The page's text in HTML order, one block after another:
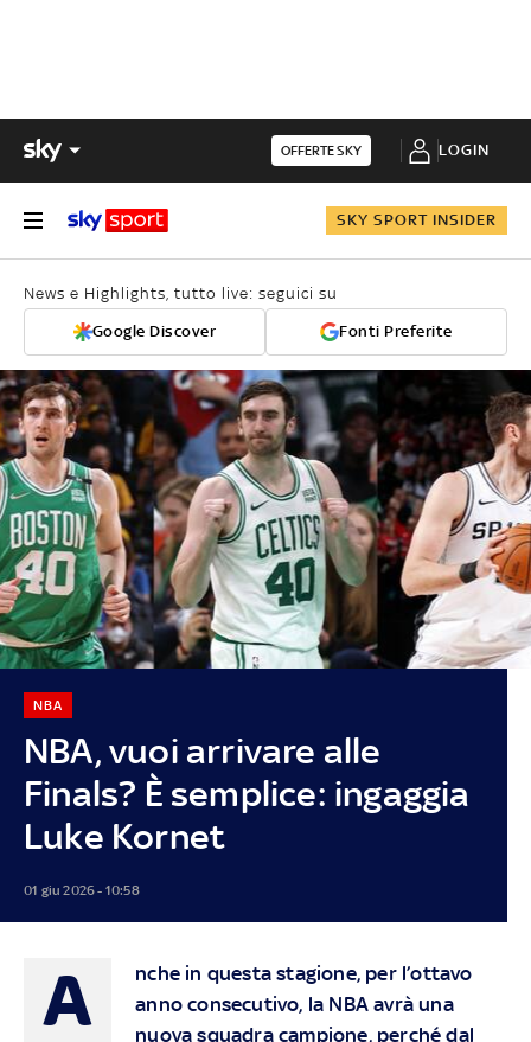
OFFERTE SKY LOGIN
SKY SPORT INSIDER
News e Highlights, tutto live: seguici su
Google Discover Fonti Preferite
NBA, vuoi arrivare alle
Finals? È semplice: ingaggia
Luke Kornet
NBA
01 giu 2026 - 10:58
A
nche in questa stagione, per l’ottavo
anno consecutivo, la NBA avrà una
nuova squadra campione, perché dal